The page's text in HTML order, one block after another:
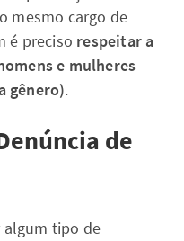
mesmo cargo de
é preciso respeitar a
e mulheres
gênero).
de
algum tipo de